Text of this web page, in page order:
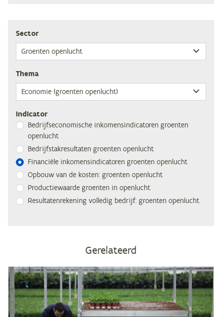
Sec­tor
The­ma
Indicator
Be­drijfs­eco­no­mi­sche in­ko­mens­in­di­ca­to­ren groen­ten
openlucht
Be­drijfs­tak­re­sul­ta­ten groen­ten openlucht
Fi­nan­ci­ë­le in­ko­mens­in­di­ca­to­ren groen­ten openlucht
Op­bouw van de kos­ten: groen­ten openlucht
Pro­duc­tie­waar­de groen­ten in openlucht
Re­sul­ta­ten­re­ke­ning vol­le­dig be­drijf: groen­ten openlucht
Gerelateerd